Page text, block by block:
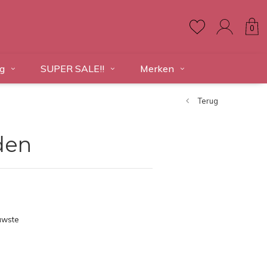
0
SUPER SALE!! Merken
Terug